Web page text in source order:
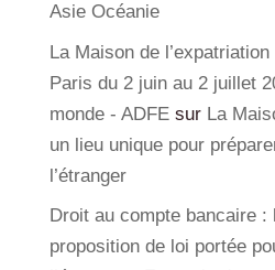
Asie Océanie
La Maison de
Paris du 2 juin au 2 juillet
monde - ADFEsur La
un lieu unique pour
l’étranger
Droit au compte bancaire
proposition de loi portée